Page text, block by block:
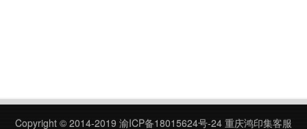
Copyright © 2014-2019 渝ICP备18015624号-24 重庆鸿印集客服